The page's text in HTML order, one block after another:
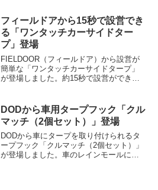
す。詳細をレビューします。
フィールドアから15秒で設営でき
る「ワンタッチカーサイドター
プ」登場
FIELDOOR（フィールドア）から設営が
簡単な「ワンタッチカーサイドタープ」
が登場しました。約15秒で設営ができる
をレビューします。
DODから車用タープフック「クル
マッチ（2個セット）」登場
DODから車にタープを取り付けられるタ
ープフック「クルマッチ（2個セット）」
が登場しました。車のレインモールにク